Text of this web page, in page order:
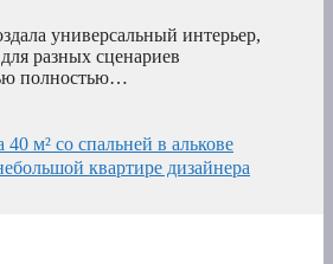
универсальный интерьер,
разных сценариев
полностью…
м² со спальней в алькове
квартире дизайнера